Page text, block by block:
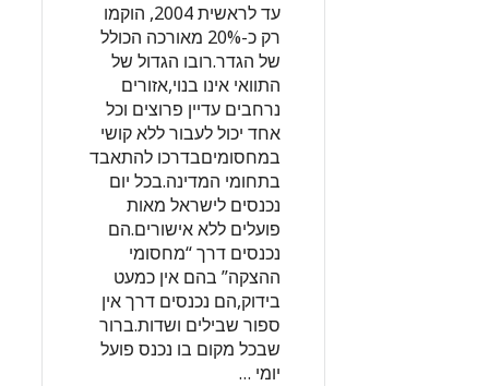
עד לראשית 2004, הוקמו
רק כ-20% מאורכה הכולל
של הגדר.רובו הגדול של
התוואי אינו בנוי,אזורים
נרחבים עדיין פרוצים וכל
אחד יכול לעבור ללא קושי
במחסומיםבדרכו להתאבד
בתחומי המדינה.בכל יום
נכנסים לישראל מאות
פועלים ללא אישורים.הם
נכנסים דרך “מחסומי
ההצקה” בהם אין כמעט
בידוק,הם נכנסים דרך אין
ספור שבילים ושדות.ברור
שבכל מקום בו נכנס פועל
יומי …